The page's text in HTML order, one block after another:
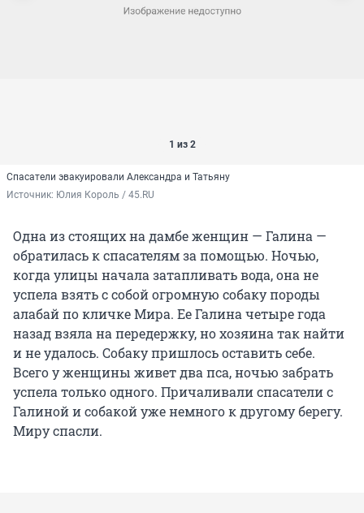
1 из 2
Спасатели эвакуировали Александра и Татьяну
Источник: Юлия Король / 45.RU
Одна из стоящих на дамбе женщин — Галина —
обратилась к спасателям за помощью. Ночью,
когда улицы начала затапливать вода, она не
успела взять с собой огромную собаку породы
алабай по кличке Мира. Ее Галина четыре года
назад взяла на передержку, но хозяина так найти
и не удалось. Собаку пришлось оставить себе.
Всего у женщины живет два пса, ночью забрать
успела только одного. Причаливали спасатели с
Галиной и собакой уже немного к другому берегу.
Миру спасли.